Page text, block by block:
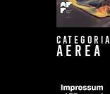
CATEGORIA
AEREA